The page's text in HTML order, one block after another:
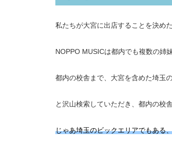
私たちが大宮に出店することを決め
NOPPO MUSICは都内でも複数の姉
都内の校舎まで、大宮を含めた埼玉
と沢山検索していただき、都内の校
じゃあ埼玉のビックエリアでもある